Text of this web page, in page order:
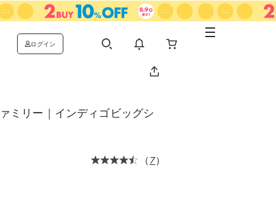
ログイン
ミリー｜インディゴビッグシ
（7）